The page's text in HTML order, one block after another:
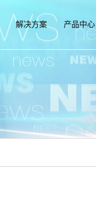
解决方案 产品中心